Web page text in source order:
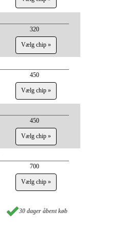
320
Vælg chip »
450
Vælg chip »
450
Vælg chip »
700
Vælg chip »
30 dager åbent køb